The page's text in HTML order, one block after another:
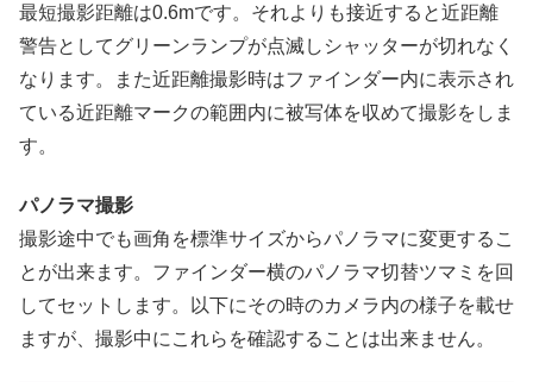
最短撮影距離は0.6mです。それよりも接近すると近距離
警告としてグリーンランプが点滅しシャッターが切れなく
なります。また近距離撮影時はファインダー内に表示され
ている近距離マークの範囲内に被写体を収めて撮影をしま
す。
パノラマ撮影
撮影途中でも画角を標準サイズからパノラマに変更するこ
とが出来ます。ファインダー横のパノラマ切替ツマミを回
してセットします。以下にその時のカメラ内の様子を載せ
ますが、撮影中にこれらを確認することは出来ません。